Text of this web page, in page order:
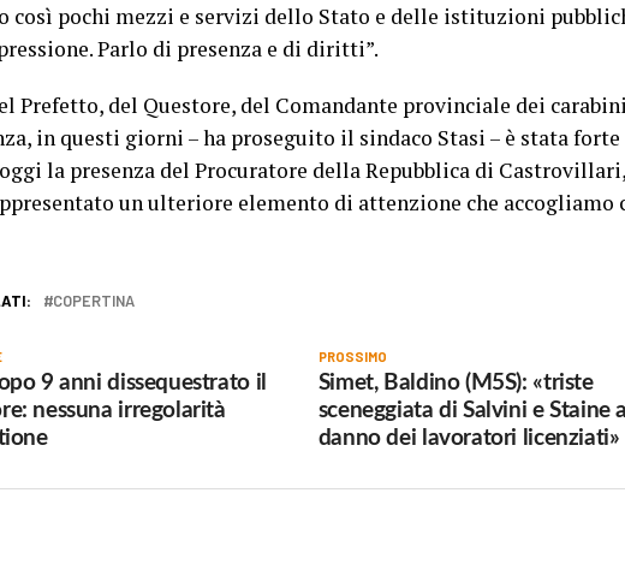
così pochi mezzi e servizi dello Stato e delle istituzioni
Parlo di presenza e di diritti”.
Prefetto, del Questore, del Comandante provinciale dei
in questi giorni – ha proseguito il sindaco Stasi – è stata
la presenza del Procuratore della Repubblica di
un ulteriore elemento di attenzione che accogliamo
COPERTINA
PROSSIMO
Simet, Baldino (M5S): «triste
sceneggiata di Salvini e Staine a
danno dei lavoratori licenziati»
9 anni dissequestrato il
nessuna irregolarità